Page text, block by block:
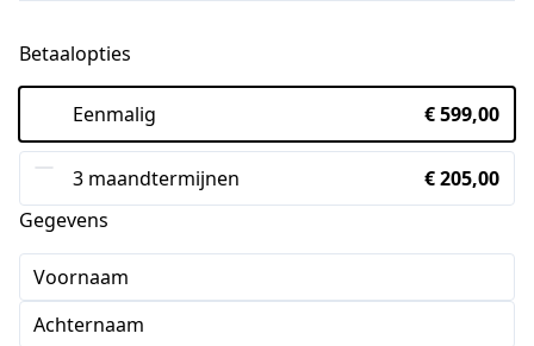
Betaalopties
Eenmalig € 599,00
3 maandtermijnen
€ 205,00
Gegevens
Voornaam
Achternaam